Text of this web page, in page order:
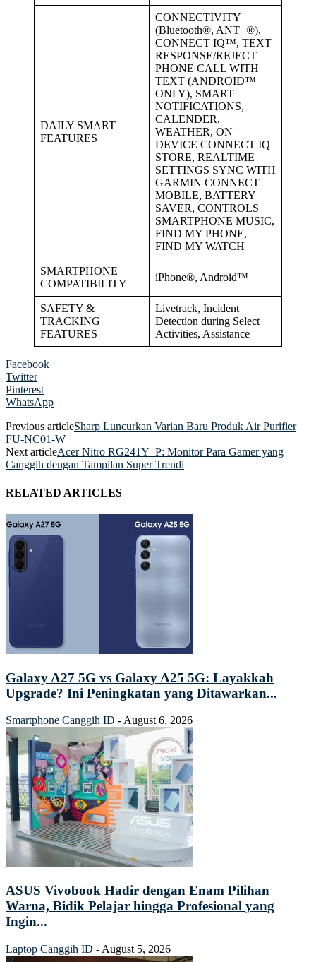
DAILY SMART
FEATURES
CONNECTIVITY
(Bluetooth®, ANT+®),
CONNECT IQ™, TEXT
RESPONSE/REJECT
PHONE CALL WITH
TEXT (ANDROID™
ONLY), SMART
NOTIFICATIONS,
CALENDER,
WEATHER, ON
DEVICE CONNECT IQ
STORE, REALTIME
SETTINGS SYNC WITH
GARMIN CONNECT
MOBILE, BATTERY
SAVER, CONTROLS
SMARTPHONE MUSIC,
FIND MY PHONE,
FIND MY WATCH
SMARTPHONE
COMPATIBILITY
iPhone®, Android™
SAFETY &
TRACKING
FEATURES
Livetrack, Incident
Detection during Select
Activities, Assistance
Facebook
Twitter
Pinterest
WhatsApp
Previous articleSharp Luncurkan Varian Baru Produk Air Purifier
FU-NC01-W
Next articleAcer Nitro RG241Y_P: Monitor Para Gamer yang
Canggih dengan Tampilan Super Trendi
RELATED ARTICLES
Galaxy A27 5G vs Galaxy A25 5G: Layakkah
Upgrade? Ini Peningkatan yang Ditawarkan...
Smartphone Canggih ID - August 6, 2026
ASUS Vivobook Hadir dengan Enam Pilihan
Warna, Bidik Pelajar hingga Profesional yang
Ingin...
Laptop Canggih ID - August 5, 2026